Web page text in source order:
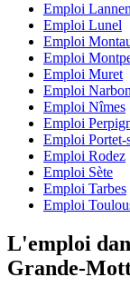
Emploi
Emploi Lunel
Emploi
Emploi
Emploi Muret
Emploi
Emploi Nîmes
Emploi
Emploi Portet-
Emploi Rodez
Emploi Sète
Emploi Tarbes
Emploi
L'emploi
Grande-